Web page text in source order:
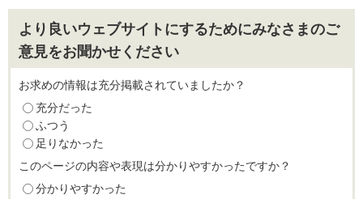
より良いウェブサイトにするためにみなさまのご
意見をお聞かせください
お求めの情報は充分掲載されていましたか？
充分だった
ふつう
足りなかった
このページの内容や表現は分かりやすかったですか？
分かりやすかった